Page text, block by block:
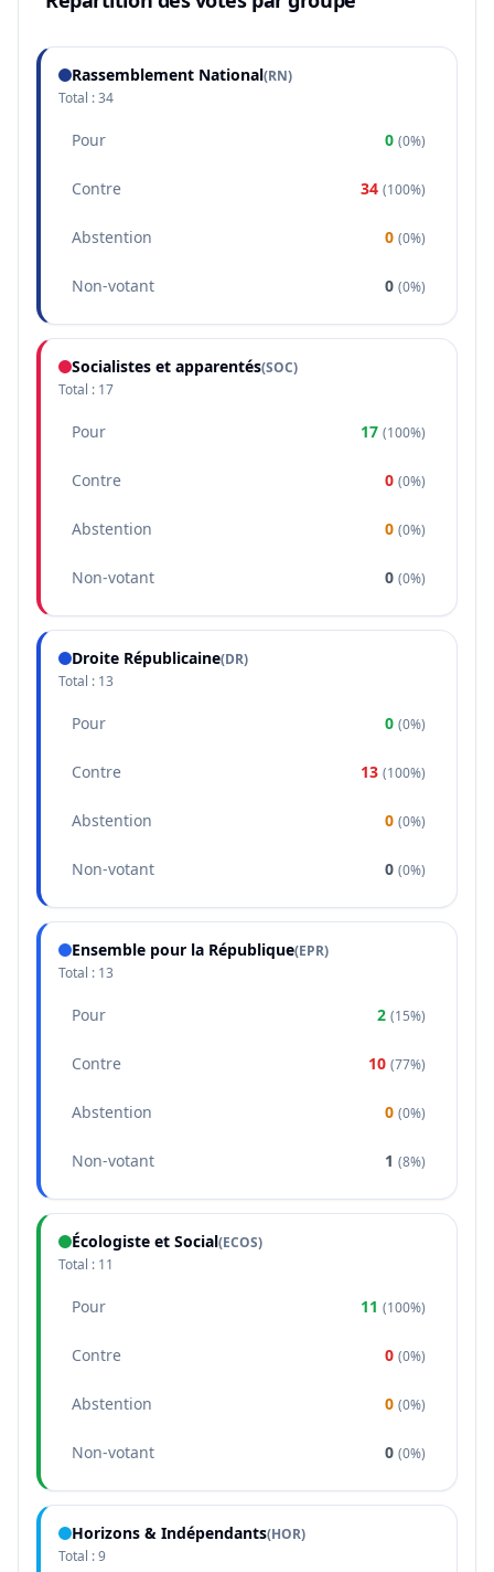
Rassemblement National(RN)
Total :34
Pour 0 (0%)
Contre 34 (100%)
Abstention 0 (0%)
Non-votant 0 (0%)
Socialistes et apparentés(SOC)
Total : 17
Pour 17 (100%)
Contre 0 (0%)
Abstention 0 (0%)
Non-votant 0 (0%)
Droite Républicaine(DR)
Total : 13
Pour 0 (0%)
Contre 13 (100%)
Abstention 0 (0%)
Non-votant 0 (0%)
Ensemble pour la République(EPR)
Total : 13
Pour 2 (15%)
Contre 10 (77%)
Abstention 0 (0%)
Non-votant 1 (8%)
Écologiste et Social(ECOS)
Total : 11
Pour 11 (100%)
Contre 0 (0%)
Abstention 0 (0%)
Non-votant 0 (0%)
Horizons & Indépendants(HOR)
Total :9